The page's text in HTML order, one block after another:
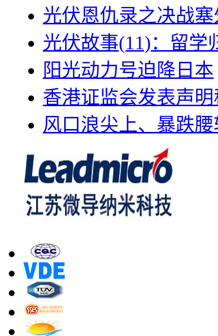
光伏恩仇录之决战
光伏故事(11)：留学
阳光动力号迫降日本
香港证监会发表声
风口浪尖上、暴跌